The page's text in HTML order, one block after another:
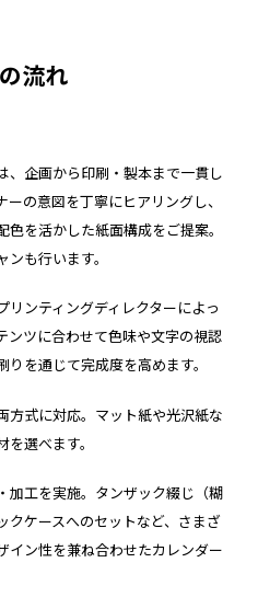
流れ
、企画から印刷・製本まで一貫し
の意図を丁寧にヒアリングし、
を活かした紙面構成をご提案。
も行います。
ンティングディレクターによっ
ンツに合わせて色味や文字の視認
を通じて完成度を高めます。
方式に対応。マット紙や光沢紙な
選べます。
加工を実施。タンザック綴じ（糊
クケースへのセットなど、さまざ
イン性を兼ね合わせたカレンダー